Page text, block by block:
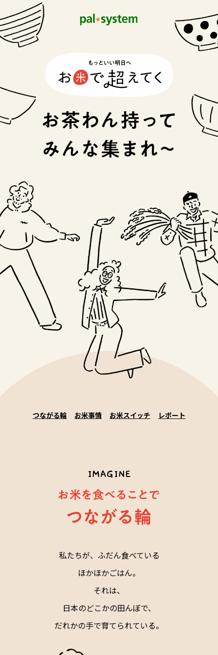
つながる輪 お米事情 お米スイッチ レポート
私たちが、ふだん食べている
ほかほかごはん。
それは、
日本のどこかの田んぼで、
だれかの手で育てられている。